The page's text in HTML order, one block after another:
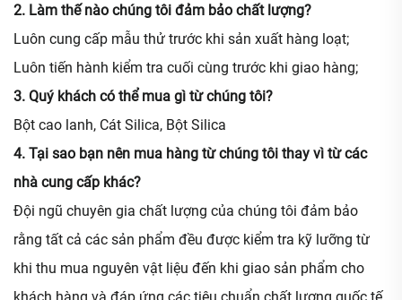
2. Làm thế nào chúng tôi đảm bảo chất lượng?
Luôn cung cấp mẫu thử trước khi sản xuất hàng loạt;
Luôn tiến hành kiểm tra cuối cùng trước khi giao hàng;
3. Quý khách có thể mua gì từ chúng tôi?
Bột cao lanh, Cát Silica, Bột Silica
4. Tại sao bạn nên mua hàng từ chúng tôi thay vì từ các
nhà cung cấp khác?
Đội ngũ chuyên gia chất lượng của chúng tôi đảm bảo
rằng tất cả các sản phẩm đều được kiểm tra kỹ lưỡng từ
khi thu mua nguyên vật liệu đến khi giao sản phẩm cho
khách hàng và đáp ứng các tiêu chuẩn chất lượng quốc tế.